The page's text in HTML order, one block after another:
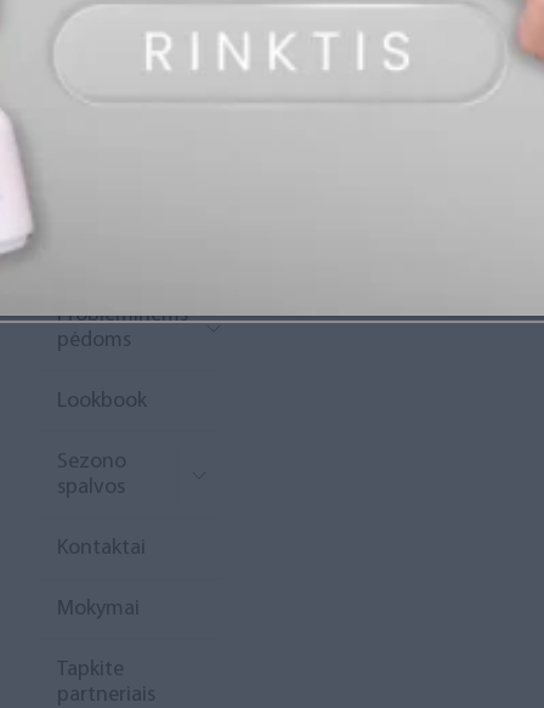
Rewards“
Probleminėms
pėdoms
Lookbook
Sezono
spalvos
Kontaktai
Mokymai
Tapkite
partneriais